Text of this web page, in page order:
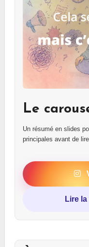
Le
Un résumé en slides
principales avant de
Lire